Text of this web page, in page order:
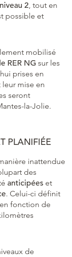
niveau 2, tout en
possible et
mobilisé
RER NG sur les
prises en
leur mise en
seront
la-Jolie.
PLANIFIÉE
inattendue
des
anticipées et
. Celui-ci définit
fonction de
de